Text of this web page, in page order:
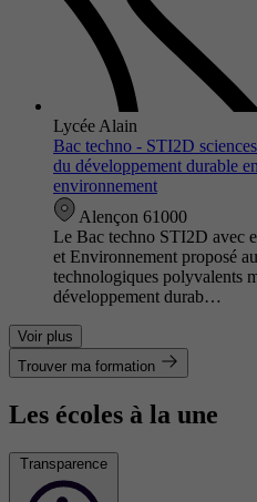
Lycée Alain
Bac techno - STI2D
du développement durable
environnement
Alençon 61000
Le Bac techno STI2D avec
et Environnement proposé
technologiques polyvalents
développement durab…
Voir plus
Trouver ma formation
Les écoles à la une
Transparence